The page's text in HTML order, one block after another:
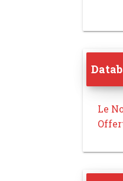
Le